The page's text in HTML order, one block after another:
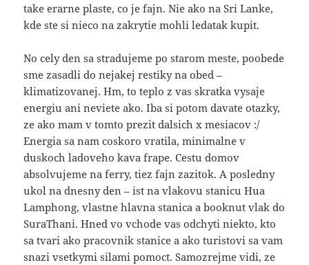
take erarne plaste, co je fajn. Nie ako na Sri Lanke,
kde ste si nieco na zakrytie mohli ledatak kupit.
No cely den sa stradujeme po starom meste, poobede
sme zasadli do nejakej restiky na obed –
klimatizovanej. Hm, to teplo z vas skratka vysaje
energiu ani neviete ako. Iba si potom davate otazky,
ze ako mam v tomto prezit dalsich x mesiacov :/
Energia sa nam coskoro vratila, minimalne v
duskoch ladoveho kava frape. Cestu domov
absolvujeme na ferry, tiez fajn zazitok. A posledny
ukol na dnesny den – ist na vlakovu stanicu Hua
Lamphong, vlastne hlavna stanica a booknut vlak do
SuraThani. Hned vo vchode vas odchyti niekto, kto
sa tvari ako pracovnik stanice a ako turistovi sa vam
snazi vsetkymi silami pomoct. Samozrejme vidi, ze